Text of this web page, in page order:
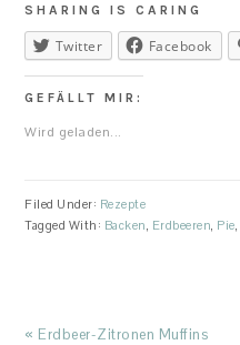
SHARING IS CARING
Twitter Facebook
GEFÄLLT MIR:
Wird geladen...
Filed Under: Rezepte
Tagged With: Backen Erdbeeren Pie
Previous
« Erdbeer-Zitronen Muffins